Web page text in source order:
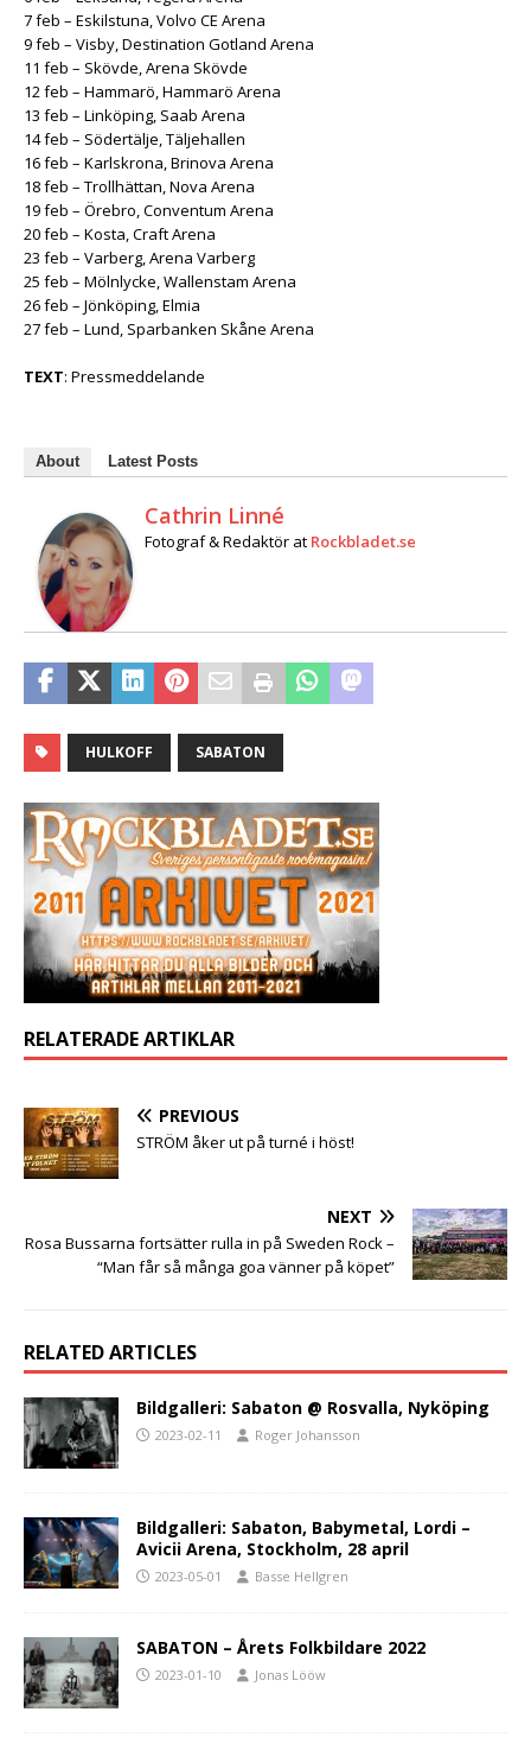
7 feb – Eskilstuna, Volvo CE Arena
9 feb – Visby, Destination Gotland Arena
11 feb – Skövde, Arena Skövde
12 feb – Hammarö, Hammarö Arena
13 feb – Linköping, Saab Arena
14 feb – Södertälje, Täljehallen
16 feb – Karlskrona, Brinova Arena
18 feb – Trollhättan, Nova Arena
19 feb – Örebro, Conventum Arena
20 feb – Kosta, Craft Arena
23 feb – Varberg, Arena Varberg
25 feb – Mölnlycke, Wallenstam Arena
26 feb – Jönköping, Elmia
27 feb – Lund, Sparbanken Skåne Arena
TEXT: Pressmeddelande
About Latest Posts
Cathrin Linné
Fotograf & Redaktör at Rockbladet.se
HULKOFF SABATON
RELATERADE ARTIKLAR
PREVIOUS
STRÖM åker ut på turné i höst!
NEXT
Rosa Bussarna fortsätter rulla in på Sweden Rock –
“Man får så många goa vänner på köpet”
RELATED ARTICLES
Bildgalleri: Sabaton @ Rosvalla, Nyköping
2023-02-11 Roger Johansson
Bildgalleri: Sabaton, Babymetal, Lordi –
Avicii Arena, Stockholm, 28 april
2023-05-01 Basse Hellgren
SABATON – Årets Folkbildare 2022
2023-01-10 Jonas Lööw